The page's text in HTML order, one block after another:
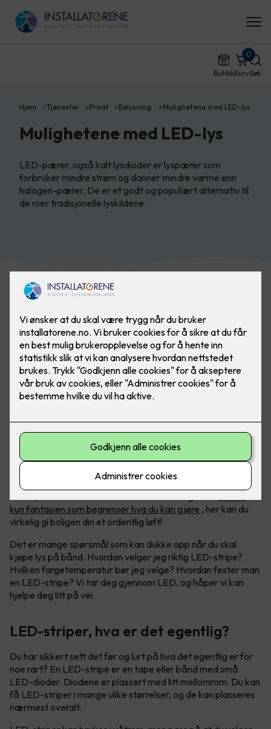
ButikkKurv
0
Søk
Hjem Tjenester Privat Belysning Mulighetene med LED-lys
Mulighetene med LED-lys
LED-pærer, også kalt lysdioder er lyspærer som
forbruker mindre strøm og danner mindre varme enn
halogen-pærer. De er et godt og populært alternativ til
de mer tradisjonelle lyskildene.
Kreativitet med LED-lys
LED-belysning blir bare mer og mer populært, og med økt
kun fantasien som begrenser hva du kan gjøre , her kan du
virkelig gi boligen din et ordentlig løft!
Det er mange spørsmål som kan dukke opp når du skal
kjøpe lys på bånd. Hvordan velger jeg riktig LED-stripe?
Hvilken fargetemperatur bør jeg velge? Hvordan fester man
en LED-stripe? Vi tar deg gjennom LED, og håper vi kan
hjelpe deg litt på vei.
LED-striper, hva er det egentlig?
Du har sikkert sett det før og lurt på hva det egentlig er for
noe rart? En LED-stripe er en tape eller bånd med små
LED-dioder. Diodene er plassert med litt mellomrom. Du kan
få LED-striper i mange ulike størrelser, og de kan plasseres
nærmest overalt.